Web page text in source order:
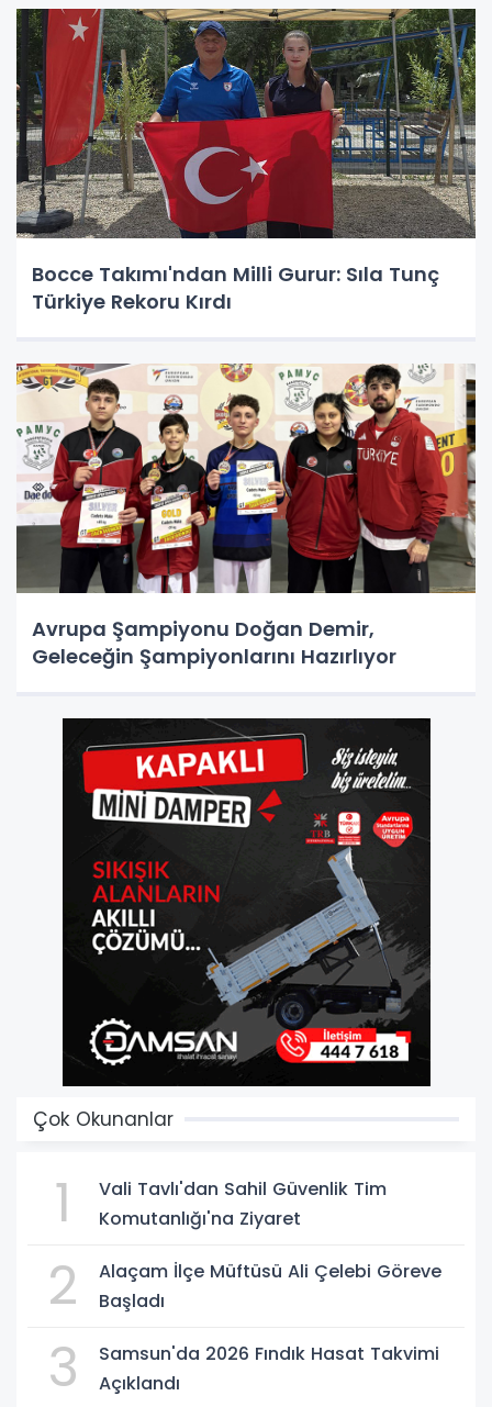
Bocce Takımı'ndan Milli Gurur: Sıla Tunç
Türkiye Rekoru Kırdı
Avrupa Şampiyonu Doğan Demir,
Geleceğin Şampiyonlarını Hazırlıyor
Çok Okunanlar
1
Vali Tavlı'dan Sahil Güvenlik Tim
Komutanlığı'na Ziyaret
2
Alaçam İlçe Müftüsü Ali Çelebi Göreve
Başladı
3
Samsun'da 2026 Fındık Hasat Takvimi
Açıklandı